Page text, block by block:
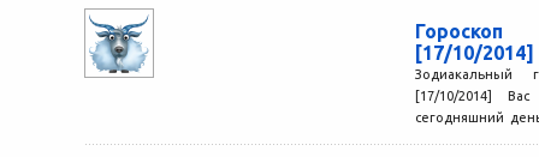
освободить от...
[17/10/2014]
Зодиакальный
[17/10/2014]
сегодняшний